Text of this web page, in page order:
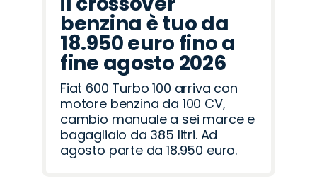
benzina è tuo da
18.950 euro fino a
fine agosto 2026
Fiat 600 Turbo 100 arriva con
motore benzina da 100 CV,
cambio manuale a sei marce e
bagagliaio da 385 litri. Ad
agosto parte da 18.950 euro.